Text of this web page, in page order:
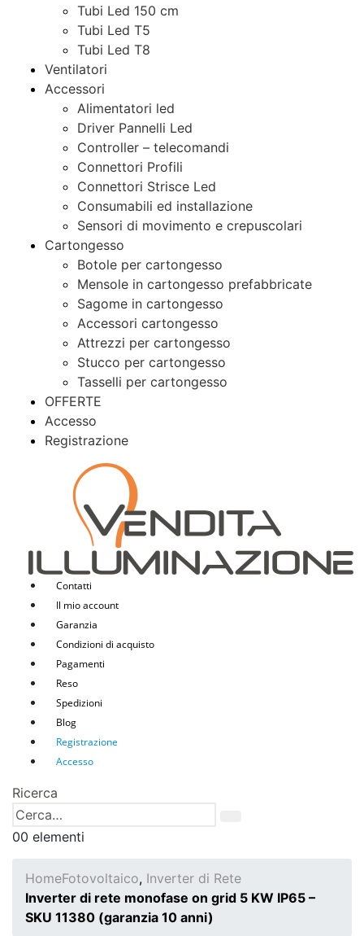
Tubi Led 150 cm
Tubi Led T5
Tubi Led T8
Ventilatori
Accessori
Alimentatori led
Driver Pannelli Led
Controller – telecomandi
Connettori Profili
Connettori Strisce Led
Consumabili ed installazione
Sensori di movimento e crepuscolari
Cartongesso
Botole per cartongesso
Mensole in cartongesso prefabbricate
Sagome in cartongesso
Accessori cartongesso
Attrezzi per cartongesso
Stucco per cartongesso
Tasselli per cartongesso
OFFERTE
Accesso
Registrazione
Contatti
Il mio account
Garanzia
Condizioni di acquisto
Pagamenti
Reso
Spedizioni
Blog
Registrazione
Accesso
Ricerca
00 elementi
HomeFotovoltaico, Inverter di Rete
Inverter di rete monofase on grid 5 KW IP65 –
SKU 11380 (garanzia 10 anni)